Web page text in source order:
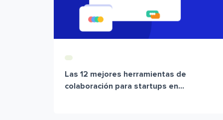
Las 12 mejores herramientas de
colaboración para startups en...